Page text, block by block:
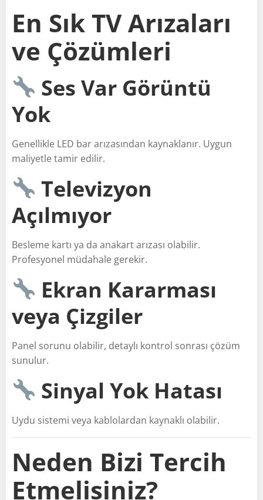
En Sık TV Arızaları
ve Çözümleri
Ses Var Görüntü
Yok
Genellikle LED bar arızasından kaynaklanır. Uygun
maliyetle tamir edilir.
Televizyon
Açılmıyor
Besleme kartı ya da anakart arızası olabilir.
Profesyonel müdahale gerekir.
Ekran Kararması
veya Çizgiler
Panel sorunu olabilir, detaylı kontrol sonrası çözüm
sunulur.
Sinyal Yok Hatası
Uydu sistemi veya kablolardan kaynaklı olabilir.
Neden Bizi Tercih
Etmelisiniz?